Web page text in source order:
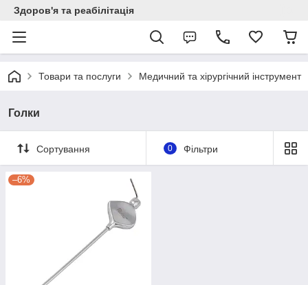
Здоров'я та реабілітація
Товари та послуги Медичний та хірургічний інструмент
Голки
Сортування 0 Фільтри
–6%